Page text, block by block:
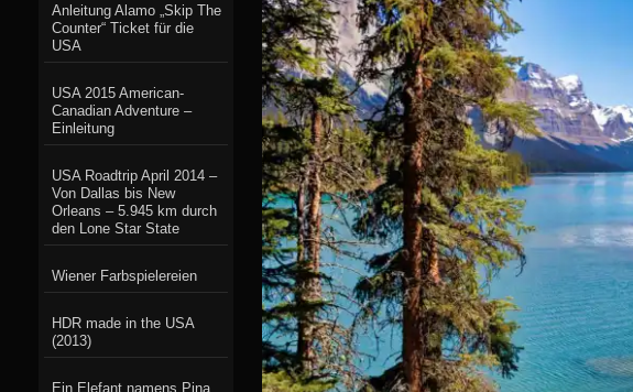
Anleitung Alamo „Skip The
Counter“ Ticket für die
USA
USA 2015 American-
Canadian Adventure –
Einleitung
USA Roadtrip April 2014 –
Von Dallas bis New
Orleans – 5.945 km durch
den Lone Star State
Wiener Farbspielereien
HDR made in the USA
(2013)
Ein Elefant namens Pina